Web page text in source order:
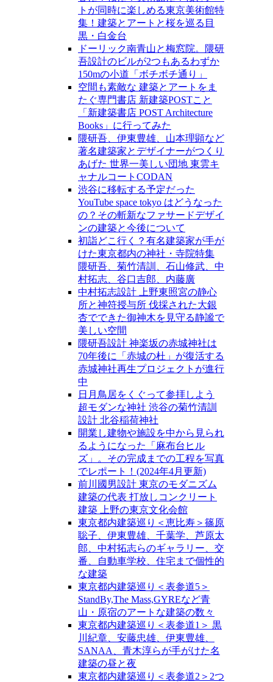
トが同時に楽しめる東京美術館特
集！建築とアートと桜を巡る目
黒・白金台
ドーリック南青山と梅窓院。隈研
吾設計のビルが2つもあるわずか
150mの小道「ボチボチ通り」
空間も素敵な 建築とアートをま
たぐ専門書店 新建築POSTこと
「新建築書店 POST Architecture
Books」に行ってみた
隈研吾、伊東豊雄、山本理顕など
著名建築家とデザイナーがつくり
あげた 世界一美しい団地 東雲キ
ャナルコートCODAN
渋谷に移転する予定だった
YouTube space tokyo はどうなった
の？その斬新なファサードデザイ
ンの建築と今後について
初詣どこ行く？有名建築家が手が
けた東京都内の神社・寺院特集
隈研吾、菊竹清訓、石山修武、中
村拓志、谷口吉郎、内藤廣
中村拓志設計 上野東照宮の静心
所と神符授与所 伐採された大銀
杏でできた御神木を見守る静謐で
美しい空間
隈研吾設計 神楽坂の赤城神社は
70年後に「赤城の杜」が復活する
赤城神社再生プロジェクトが進行
中
日月鳥居をくぐって参拝しよう
超モダンな神社 渋谷の菊竹清訓
設計 北谷稲荷神社
開業し建物や施設を中から見られ
るようになった「麻布台ヒル
ズ」。その完成までの工程を写真
でレポート！(2024年4月更新)
前川國男設計 東京のモダニズム
建築の代表 打放しコンクリート
建築 上野の東京文化会館
東京都内建築巡り＜恵比寿＞篠原
聡子、伊東豊雄、千葉学、芦原太
郎、中村拓志らのギャラリー、交
番、自動車学校、住宅まで個性的
な建築
東京都内建築巡り＜表参道5＞
StandBy,The Mass,GYREなど青
山・原宿のアートな建築の数々
東京都内建築巡り＜表参道1＞ 黒
川紀章、安藤忠雄、伊東豊雄、
SANAA、青木淳らが手がけた名
建築の昼と夜
東京都内建築巡り＜表参道2＞2つ